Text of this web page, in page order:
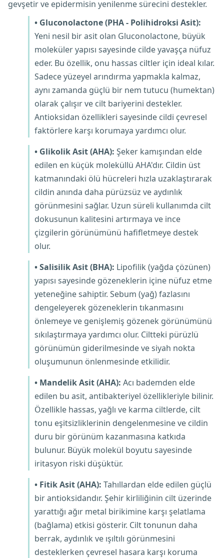
gevşetir ve epidermisin yenilenme sürecini destekler.
• Gluconolactone (PHA - Polihidroksi Asit):
Yeni nesil bir asit olan Gluconolactone, büyük
moleküler yapısı sayesinde cilde yavaşça nüfuz
eder. Bu özellik, onu hassas ciltler için ideal kılar.
Sadece yüzeyel arındırma yapmakla kalmaz,
aynı zamanda güçlü bir nem tutucu (humektan)
olarak çalışır ve cilt bariyerini destekler.
Antioksidan özellikleri sayesinde cildi çevresel
faktörlere karşı korumaya yardımcı olur.
• Glikolik Asit (AHA): Şeker kamışından elde
edilen en küçük moleküllü AHA'dır. Cildin üst
katmanındaki ölü hücreleri hızla uzaklaştırarak
cildin anında daha pürüzsüz ve aydınlık
görünmesini sağlar. Uzun süreli kullanımda cilt
dokusunun kalitesini artırmaya ve ince
çizgilerin görünümünü hafifletmeye destek
olur.
• Salisilik Asit (BHA): Lipofilik (yağda çözünen)
yapısı sayesinde gözeneklerin içine nüfuz etme
yeteneğine sahiptir. Sebum (yağ) fazlasını
dengeleyerek gözeneklerin tıkanmasını
önlemeye ve genişlemiş gözenek görünümünü
sıkılaştırmaya yardımcı olur. Ciltteki pürüzlü
görünümün giderilmesinde ve siyah nokta
oluşumunun önlenmesinde etkilidir.
• Mandelik Asit (AHA): Acı bademden elde
edilen bu asit, antibakteriyel özellikleriyle bilinir.
Özellikle hassas, yağlı ve karma ciltlerde, cilt
tonu eşitsizliklerinin dengelenmesine ve cildin
duru bir görünüm kazanmasına katkıda
bulunur. Büyük molekül boyutu sayesinde
iritasyon riski düşüktür.
• Fitik Asit (AHA): Tahıllardan elde edilen güçlü
bir antioksidandır. Şehir kirliliğinin cilt üzerinde
yarattığı ağır metal birikimine karşı şelatlama
(bağlama) etkisi gösterir. Cilt tonunun daha
berrak, aydınlık ve ışıltılı görünmesini
desteklerken çevresel hasara karşı koruma